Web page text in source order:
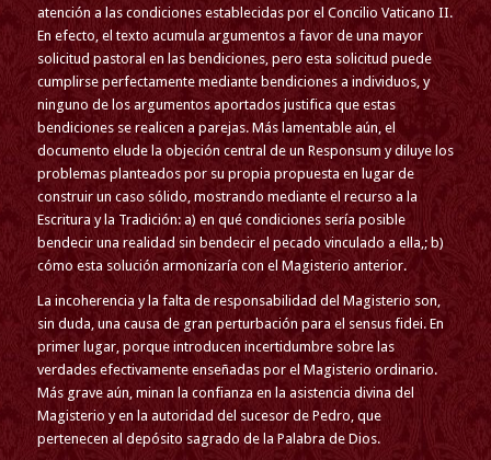
atención a las condiciones establecidas por el Concilio Vaticano II.
En efecto, el texto acumula argumentos a favor de una mayor
solicitud pastoral en las bendiciones, pero esta solicitud puede
cumplirse perfectamente mediante bendiciones a individuos, y
ninguno de los argumentos aportados justifica que estas
bendiciones se realicen a parejas. Más lamentable aún, el
documento elude la objeción central de un Responsum y diluye los
problemas planteados por su propia propuesta en lugar de
construir un caso sólido, mostrando mediante el recurso a la
Escritura y la Tradición: a) en qué condiciones sería posible
bendecir una realidad sin bendecir el pecado vinculado a ella,; b)
cómo esta solución armonizaría con el Magisterio anterior.
La incoherencia y la falta de responsabilidad del Magisterio son,
sin duda, una causa de gran perturbación para el sensus fidei. En
primer lugar, porque introducen incertidumbre sobre las
verdades efectivamente enseñadas por el Magisterio ordinario.
Más grave aún, minan la confianza en la asistencia divina del
Magisterio y en la autoridad del sucesor de Pedro, que
pertenecen al depósito sagrado de la Palabra de Dios.